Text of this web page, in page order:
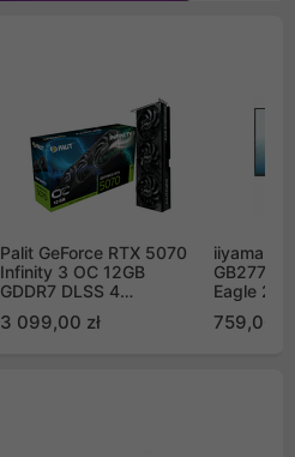
Palit GeForce RTX 5070
Infinity 3 OC 12GB
GDDR7 DLSS 4
GB2050S)
3 099,00 zł
iiyama G-
Eagle 27"
759,00 zł